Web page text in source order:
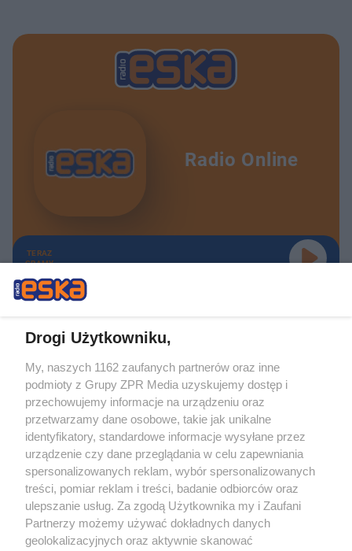
Radio Online
TERAZ
GRAMY
Żaden utwór zamieszczony w serwisie nie może być powielany i
rozpowszechniany lub dalej rozpowszechniany w jakikolwiek sposób (w
tym także elektroniczny lub mechaniczny) na jakimkolwiek polu
eksploatacji w jakiejkolwiek formie, włącznie z umieszczaniem w Internecie
bez pisemnej zgody właściciela praw. Jakiekolwiek użycie lub
wykorzystanie utworów w całości lub w części z naruszeniem prawa, tzn.
bez właściwej zgody, jest zabronione pod groźbą kary i może być ścigane
prawnie.
Drogi Użytkowniku,
My, naszych 1162 zaufanych partnerów oraz inne
podmioty z Grupy ZPR Media uzyskujemy dostęp i
przechowujemy informacje na urządzeniu oraz
przetwarzamy dane osobowe, takie jak unikalne
identyfikatory, standardowe informacje wysyłane przez
urządzenie czy dane przeglądania w celu zapewniania
spersonalizowanych reklam, wybór spersonalizowanych
treści, pomiar reklam i treści, badanie odbiorców oraz
ulepszanie usług. Za zgodą Użytkownika my i Zaufani
Partnerzy możemy używać dokładnych danych
geolokalizacyjnych oraz aktywnie skanować